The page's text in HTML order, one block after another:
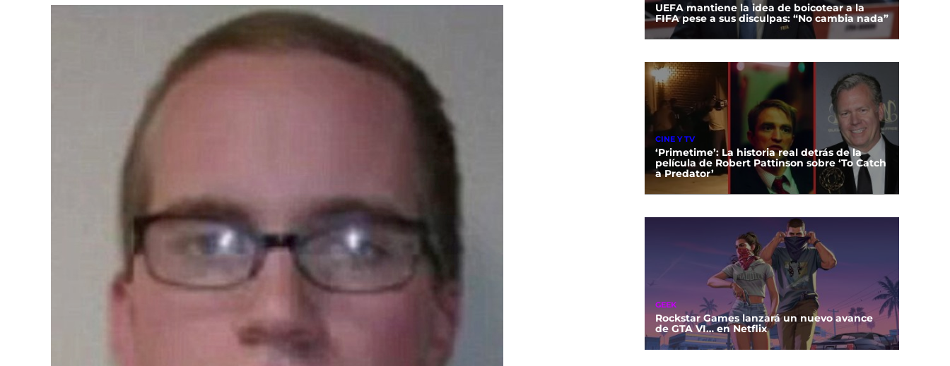
UEFA mantiene la idea de boicotear a la
FIFA pese a sus disculpas: “No cambia nada”
CINE Y TV
‘Primetime’: La historia real detrás de la
película de Robert Pattinson sobre ‘To Catch
a Predator’
GEEK
Rockstar Games lanzará un nuevo avance
de GTA VI… en Netflix